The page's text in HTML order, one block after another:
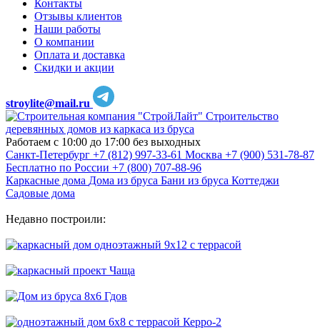
Контакты
Отзывы клиентов
Наши работы
О компании
Оплата и доставка
Скидки и акции
stroylite@mail.ru
Строительство
деревянных домов из каркаса из бруса
Работаем с 10:00 до 17:00 без выходных
Санкт-Петербург +7 (812) 997-33-61 Москва +7 (900) 531-78-87
Бесплатно по России +7 (800) 707-88-96
Каркасные дома Дома из бруса Бани из бруса Коттеджи
Садовые дома
Недавно построили: